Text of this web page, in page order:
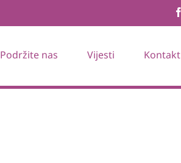
Podržite nas Vijesti Kontakt